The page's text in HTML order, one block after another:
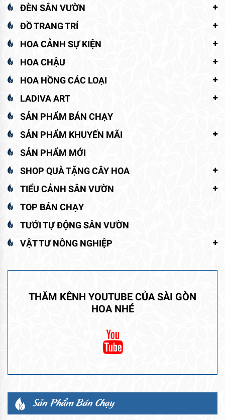
ĐÈN SÂN VƯỜN
ĐỒ TRANG TRÍ
HOA CẢNH SỰ KIỆN
HOA CHẬU
HOA HỒNG CÁC LOẠI
LADIVA ART
SẢN PHẨM BÁN CHẠY
SẢN PHẨM KHUYẾN MÃI
SẢN PHẨM MỚI
SHOP QUÀ TẶNG CÂY HOA
TIỂU CẢNH SÂN VƯỜN
TOP BÁN CHẠY
TƯỚI TỰ ĐỘNG SÂN VƯỜN
VẬT TƯ NÔNG NGHIỆP
THĂM KÊNH YOUTUBE CỦA SÀI GÒN
HOA NHÉ
Sản Phẩm Bán Chạy